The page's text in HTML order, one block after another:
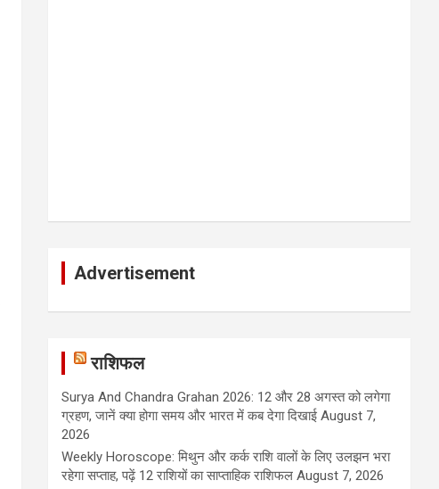
Advertisement
राशिफल
Surya And Chandra Grahan 2026: 12 और 28 अगस्त को लगेगा
ग्रहण, जानें क्या होगा समय और भारत में कब देगा दिखाई August 7,
2026
Weekly Horoscope: मिथुन और कर्क राशि वालों के लिए उलझन भरा
रहेगा सप्ताह, पढ़ें 12 राशियों का साप्ताहिक राशिफल August 7, 2026